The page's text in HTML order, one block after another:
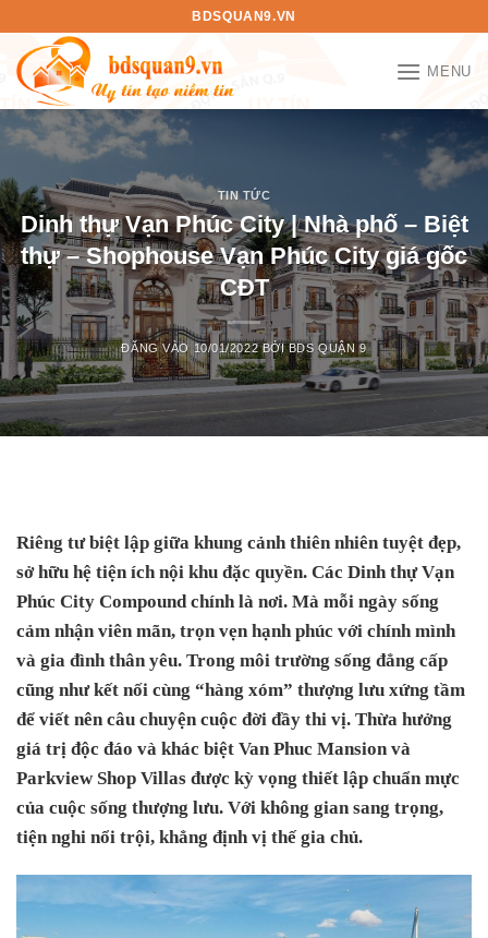
nội
dung
BDSQUAN9.VN
MENU
TIN TỨC
Dinh thự Vạn Phúc City | Nhà phố – Biệt
thự – Shophouse Vạn Phúc City giá gốc
CĐT
ĐĂNG VÀO 10/01/2022 BỞIBDS QUẬN 9
Riêng tư biệt lập giữa khung cảnh thiên nhiên tuyệt đẹp,
sở hữu hệ tiện ích nội khu đặc quyền. Các Dinh thự Vạn
Phúc City Compound chính là nơi. Mà mỗi ngày sống
cảm nhận viên mãn, trọn vẹn hạnh phúc với chính mình
và gia đình thân yêu. Trong môi trường sống đẳng cấp
cũng như kết nối cùng “hàng xóm” thượng lưu xứng tầm
để viết nên câu chuyện cuộc đời đầy thi vị. Thừa hưởng
giá trị độc đáo và khác biệt Van Phuc Mansion và
Parkview Shop Villas được kỳ vọng thiết lập chuẩn mực
của cuộc sống thượng lưu. Với không gian sang trọng,
tiện nghi nổi trội, khẳng định vị thế gia chủ.